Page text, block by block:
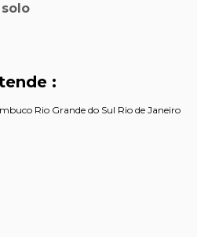
:
Rio Grande do Sul Rio de Janeiro